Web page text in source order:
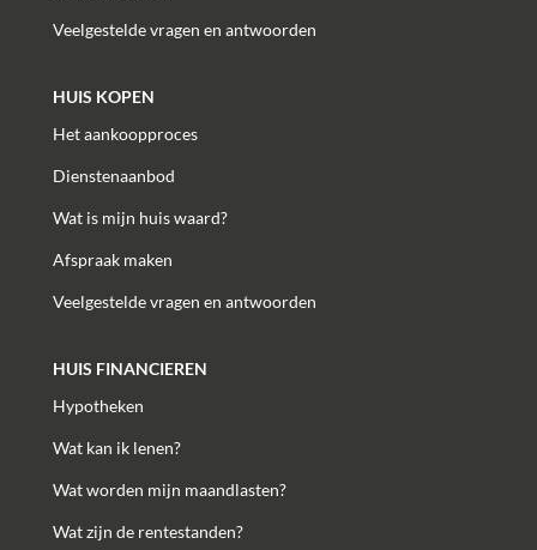
Veelgestelde vragen en antwoorden
HUIS KOPEN
Het aankoopproces
Dienstenaanbod
Wat is mijn huis waard?
Afspraak maken
Veelgestelde vragen en antwoorden
HUIS FINANCIEREN
Hypotheken
Wat kan ik lenen?
Wat worden mijn maandlasten?
Wat zijn de rentestanden?